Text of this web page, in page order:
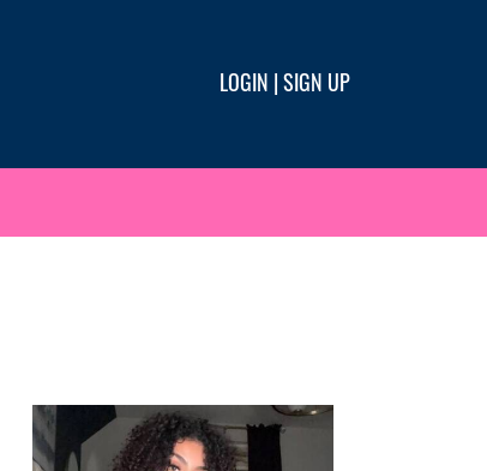
LOGIN |SIGN UP